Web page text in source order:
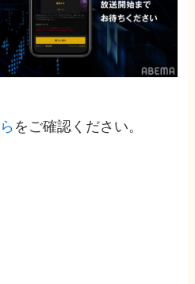
をご確認ください。